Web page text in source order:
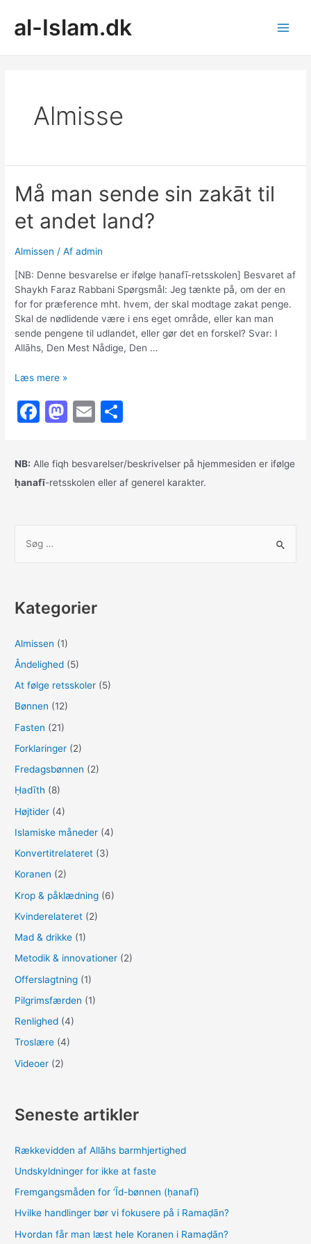
indholdet
al-Islam.dk
Almisse
Må man sende sin zakāt til
et andet land?
Almissen / Afadmin
[NB: Denne besvarelse er ifølge ḥanafī-retsskolen] Besvaret af
Shaykh Faraz Rabbani Spørgsmål: Jeg tænkte på, om der en
for for præference mht. hvem, der skal modtage zakat penge.
Skal de nødlidende være i ens eget område, eller kan man
sende pengene til udlandet, eller gør det en forskel? Svar: I
Allāhs, Den Mest Nådige, Den …
Må
sende
sin
et
andet
Læs mere »
F
c
e
o
M
st
o
E
ai
l
ar
e
NB: Alle fiqh besvarelser/beskrivelser på hjemmesiden er ifølge
ḥanafī-retsskolen eller af generel karakter.
f
e
r
:
Kategorier
Almissen (1)
Åndelighed (5)
At følge retsskoler (5)
Bønnen (12)
Fasten (21)
Forklaringer (2)
Fredagsbønnen (2)
Ḥadīth (8)
Højtider (4)
Islamiske måneder (4)
Konvertitrelateret (3)
Koranen (2)
Krop & påklædning (6)
Kvinderelateret (2)
Mad & drikke (1)
Metodik & innovationer (2)
Offerslagtning (1)
Pilgrimsfærden (1)
Renlighed (4)
Troslære (4)
Videoer (2)
Seneste artikler
Rækkevidden af Allāhs barmhjertighed
Undskyldninger for ikke at faste
Fremgangsmåden for ‘Īd-bønnen (ḥanafī)
Hvilke handlinger bør vi fokusere på i Ramaḍān?
Hvordan får man læst hele Koranen i Ramaḍān?